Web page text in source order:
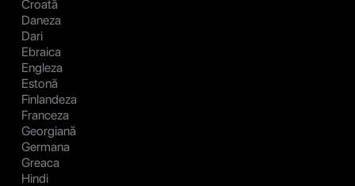
Croată
Daneza
Dari
Ebraica
Engleza
Estonă
Finlandeza
Franceza
Georgiană
Germana
Greaca
Hindi